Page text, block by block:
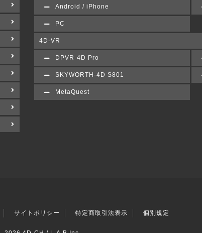
Android / iPhone
PC
4D-VR
DPVR-4D Pro
SKYWORTH-4D S801
MetaQuest
サイトポリシー 特定商取引法表示 個別規定